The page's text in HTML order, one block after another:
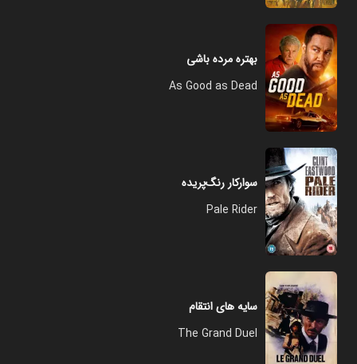
بهتره مرده باشی
As Good as Dead
سوارکار رنگ‌پریده
Pale Rider
سایه های انتقام
The Grand Duel